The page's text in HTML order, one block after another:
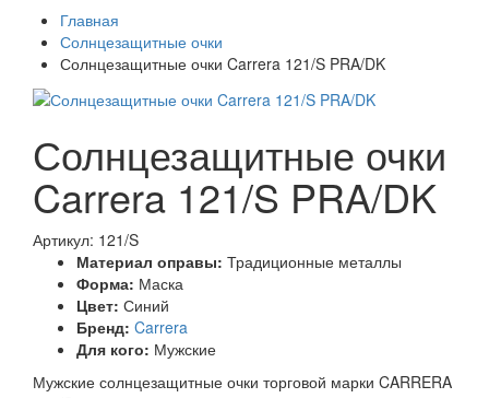
Главная
Солнцезащитные очки
Солнцезащитные очки Carrera 121/S PRA/DK
Солнцезащитные очки
Carrera 121/S PRA/DK
Артикул: 121/S
Материал оправы: Традиционные металлы
Форма: Маска
Цвет: Синий
Бренд: Carrera
Для кого: Мужские
Мужские солнцезащитные очки торговой марки CARRERA